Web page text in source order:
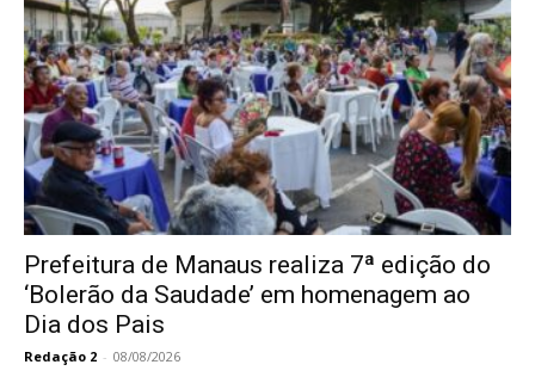
Prefeitura de Manaus realiza 7ª edição do
‘Bolerão da Saudade’ em homenagem ao
Dia dos Pais
Redação 2 - 08/08/2026